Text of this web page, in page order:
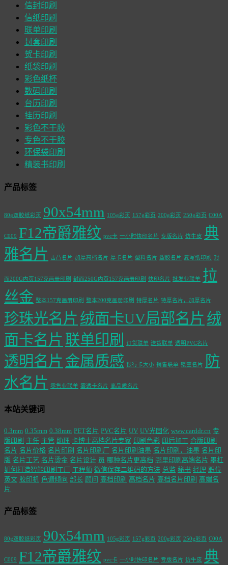
信封印刷
信纸印刷
联单印刷
封套印刷
贺卡印刷
纸袋印刷
彩色纸杯
数码印刷
台历印刷
挂历印刷
彩色不干胶
专色不干胶
环保袋印刷
精装书印刷
产品标签
80g双胶纸彩页 90x54mm 105g彩页 157g彩页 200g彩页 250g彩页 C00A
C009 F12帝爵雅纹 pvc卡 一小时快印名片 专版名片 仿牛皮 典
雅名片 击凸名片 加厚高档名片 厚卡名片 塑料名片 塑胶名片 复写纸印刷 封
面200G内页157克画册印刷 封面250G内页157克画册印刷 快印名片 批发业联单 拉
丝金 整本157克画册印刷 整本200克画册印刷 特厚名片 特厚名片，加厚名片
珍珠光名片 绒面卡UV局部名片 绒
面卡名片 联单印刷 订货联单 送货联单 透明PVC名片
透明名片 金属质感 银行卡大小 销售联单 镂空名片
防
水名片 零售业联单 雾透卡名片 高品质名片
本站关键词
0.3mm 0.35mm 0.38mm PET名片 PVC名片 UV UV光固化 www.carddr.cn 专
版印刷 主任 主管 助理 卡博士高档名片专家 印刷色彩 印后加工 合版印刷
名片 名片价格 名片印刷 名片印刷厂 名片印刷油墨 名片印刷，油墨 名片印
版 名片工艺 名片烫金 名片设计 员 哪种名片更高档 哪里印刷高端名片 墨杠
如何打造智能印刷工厂 工程师 微信保存二维码的方法 总监 秘书 经理 职位
英文 胶印机 色调倾向 部长 顾问 高档印刷 高档名片 高档名片印刷 高端名
片
产品标签
80g双胶纸彩页 90x54mm 105g彩页 157g彩页 200g彩页 250g彩页 C00A
C009 F12帝爵雅纹 pvc卡 一小时快印名片 专版名片 仿牛皮 典